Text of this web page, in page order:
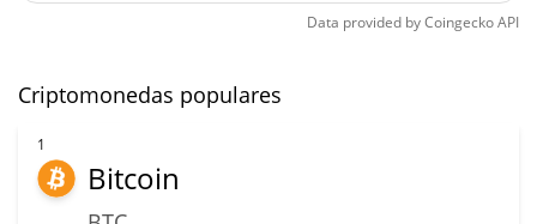
Data provided byCoingeckoAPI
Criptomonedas populares
1
Bitcoin